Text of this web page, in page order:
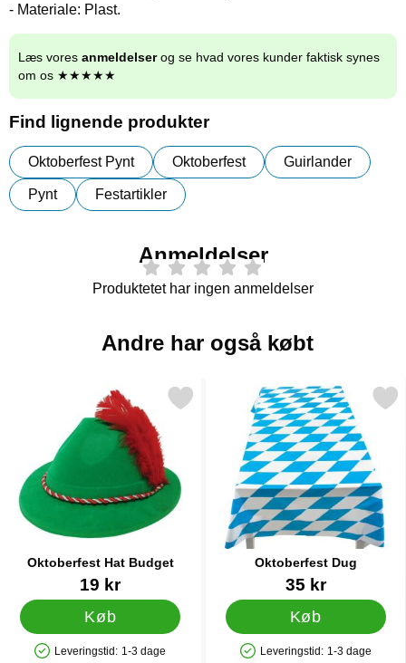
- Materiale: Plast.
Læs vores anmeldelserog se hvad vores kunder faktisk synes
om os ★★★★★
Find lignende produkter
Oktoberfest Pynt Oktoberfest Guirlander
Pynt Festartikler
Anmeldelser
Produktetet har ingen anmeldelser
Andre har også købt
Oktoberfest Hat Budget
Varenr 1321519 kr
Køb
Produkttilgængelighed: På lager
Leveringstid: 1-3 dage
Markér oktoberfest Hat Budget som favorit
Oktoberfest Dug
Varenr 1553635 kr
Køb
Produkttilgængelighed: På lager
Leveringstid: 1-3 dage
Markér oktoberfest